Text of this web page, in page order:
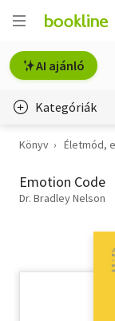
AI ajánló
Kategóriák
Életmód,
Erotika
Könyv Életmód,
Emotion Code
Dr. Bradley Nelson